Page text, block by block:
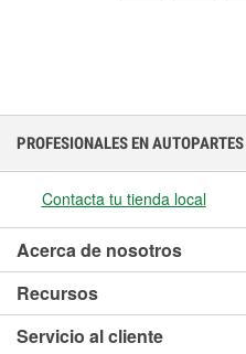
PROFESIONALES EN AUTOPARTES
Contacta tu tienda local
Acerca de nosotros
Recursos
Servicio al cliente